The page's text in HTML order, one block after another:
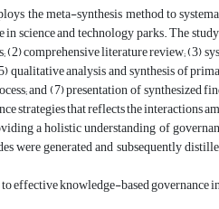
the meta-synthesis method to
and technology parks. The
comprehensive literature review; (3)
analysis and synthesis of
and (7) presentation of synthesized
strategies that reflects the interactions
a holistic understanding of
were generated and subsequently
knowledge-based governance